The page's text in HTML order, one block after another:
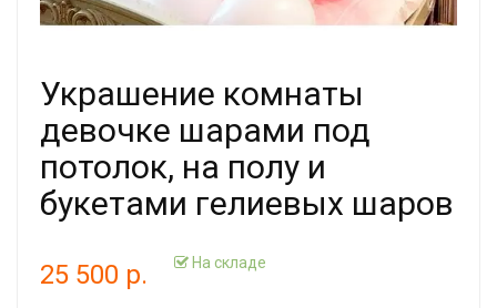
Украшение комнаты
девочке шарами под
потолок, на полу и
букетами гелиевых шаров
25 500 р. На складе